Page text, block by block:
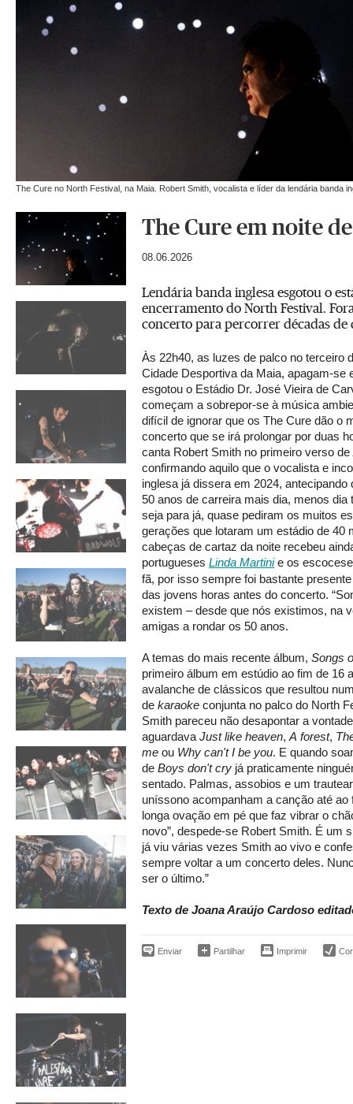
The Cure no North Festival, na Maia. Robert Smith, vocalista e líder da lendária banda
The Cure em noite
08.06.2026
Lendária banda inglesa esgotou o
encerramento do North Festival.
concerto para percorrer décadas de
Às 22h40, as luzes de palco no terceiro
Cidade Desportiva da Maia, apagam-se
esgotou o Estádio Dr. José Vieira de
começam a sobrepor-se à música
difícil de ignorar que os The Cure dão o
concerto que se irá prolongar por duas
canta Robert Smith no primeiro verso de
confirmando aquilo que o vocalista e
inglesa já dissera em 2024,
50 anos de carreira mais dia, menos dia
seja para já, quase pediram os muitos
gerações que lotaram um estádio de 40
cabeças de cartaz da noite recebeu
portugueses Linda Martinie os
fã, por isso sempre foi bastante
das jovens horas antes do concerto.
existem – desde que nós existimos, na
amigas a rondar os 50 anos.
A temas do mais recente álbum, Songs
primeiro álbum em estúdio ao fim de 16
avalanche de clássicos que resultou
de karaoke conjunta no palco do North
Smith pareceu não desapontar a
aguardava Just like heaven, A forest,
me ou Why can't I be you. E quando
de Boys don't cry já praticamente
sentado. Palmas, assobios e um
uníssono acompanham a canção até
longa ovação em pé que faz vibrar o
novo”, despede-se Robert Smith.​ É um
já viu várias vezes Smith ao vivo e
sempre voltar a um concerto deles.
ser o último.”
Texto de Joana Araújo Cardoso
Enviar Partilhar Imprimir